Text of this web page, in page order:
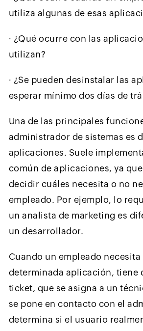
utiliza algunas de esas
∙ ¿Qué ocurre con las
utilizan?
∙ ¿Se pueden desinstalar las
esperar mínimo dos días de
Una de las principales
administrador de sistemas es
aplicaciones. Suele
común de aplicaciones, ya
decidir cuáles necesita o no
empleado. Por ejemplo, lo
un analista de marketing es
un desarrollador.
Cuando un empleado necesita
determinada aplicación, tiene
ticket, que se asigna a un
se pone en contacto con el
determina si el usuario